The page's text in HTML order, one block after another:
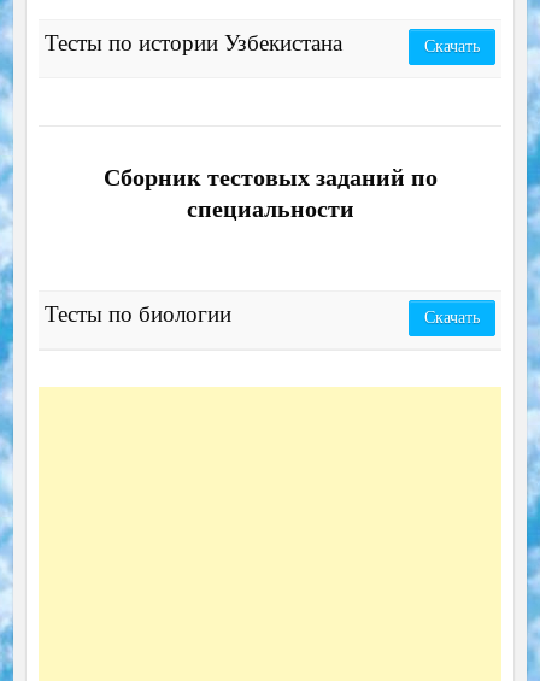
Тесты по истории Узбекистана Скачать
Сборник тестовых заданий по
специальности
Тесты по биологии Скачать